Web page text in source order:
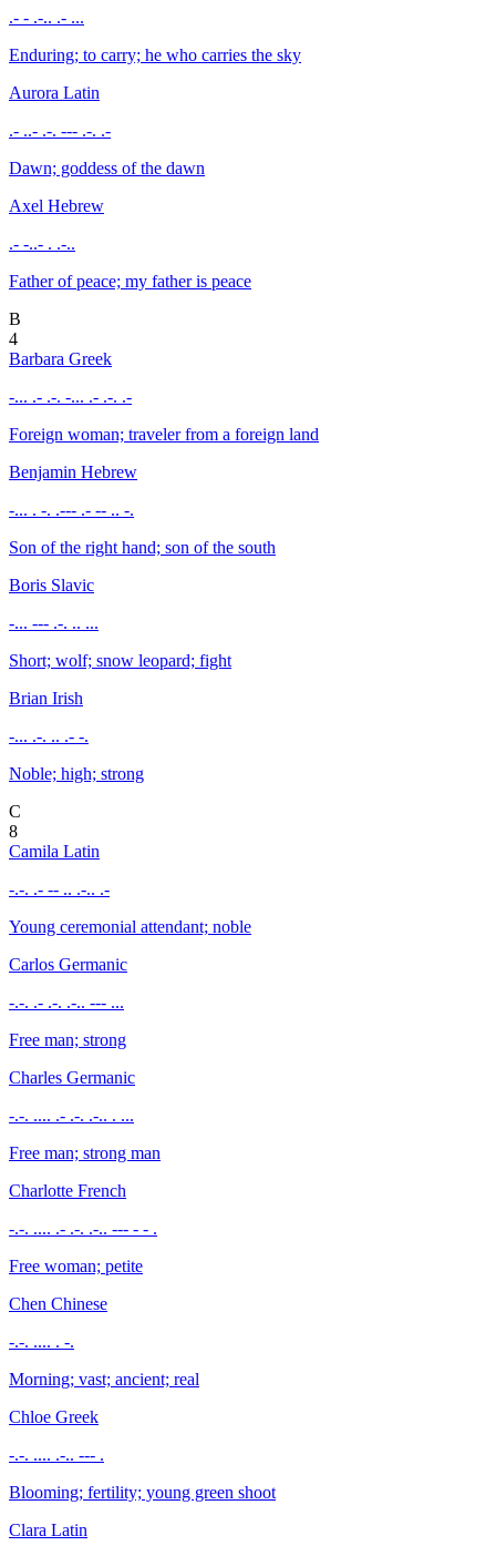
.- - .-.. .- ...
Enduring; to carry; he who carries the sky
Aurora Latin
.- ..- .-. --- .-. .-
Dawn; goddess of the dawn
Axel Hebrew
.- -..- . .-..
Father of peace; my father is peace
B
4
Barbara Greek
-... .- .-. -... .- .-. .-
Foreign woman; traveler from a foreign land
Benjamin Hebrew
-... . -. .--- .- -- .. -.
Son of the right hand; son of the south
Boris Slavic
-... --- .-. .. ...
Short; wolf; snow leopard; fight
Brian Irish
-... .-. .. .- -.
Noble; high; strong
C
8
Camila Latin
-.-. .- -- .. .-.. .-
Young ceremonial attendant; noble
Carlos Germanic
-.-. .- .-. .-.. --- ...
Free man; strong
Charles Germanic
-.-. .... .- .-. .-.. . ...
Free man; strong man
Charlotte French
-.-. .... .- .-. .-.. --- - - .
Free woman; petite
Chen Chinese
-.-. .... . -.
Morning; vast; ancient; real
Chloe Greek
-.-. .... .-.. --- .
Blooming; fertility; young green shoot
Clara Latin